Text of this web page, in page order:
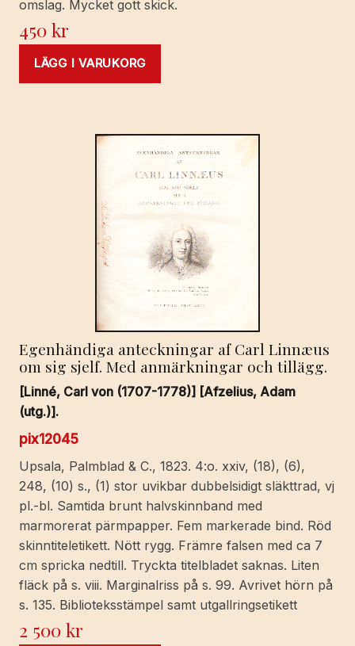
omslag. Mycket gott skick.
450kr
LÄGG I VARUKORG
Egenhändiga anteckningar af Carl Linnæus
om sig sjelf. Med anmärkningar och tillägg.
[Linné, Carl von (1707-1778)] [Afzelius, Adam
(utg.)].
pix12045
Upsala, Palmblad & C., 1823. 4:o. xxiv, (18), (6),
248, (10) s., (1) stor uvikbar dubbelsidigt släkttrad, vj
pl.-bl. Samtida brunt halvskinnband med
marmorerat pärmpapper. Fem markerade bind. Röd
skinntiteletikett. Nött rygg. Främre falsen med ca 7
cm spricka nedtill. Tryckta titelbladet saknas. Liten
fläck på s. viii. Marginalriss på s. 99. Avrivet hörn på
s. 135. Biblioteksstämpel samt utgallringsetikett
2 500kr